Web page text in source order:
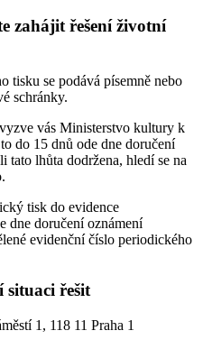
zahájit řešení životní
tisku se podává písemně nebo
schránky.
vás Ministerstvo kultury k
do 15 dnů ode dne doručení
tato lhůta dodržena, hledí se na
tisk do evidence
dne doručení oznámení
evidenční číslo periodického
situaci řešit
1, 118 11 Praha 1